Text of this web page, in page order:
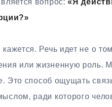
Речь идет не о
или жизненную роль.
Это способ ощущать
ради которого